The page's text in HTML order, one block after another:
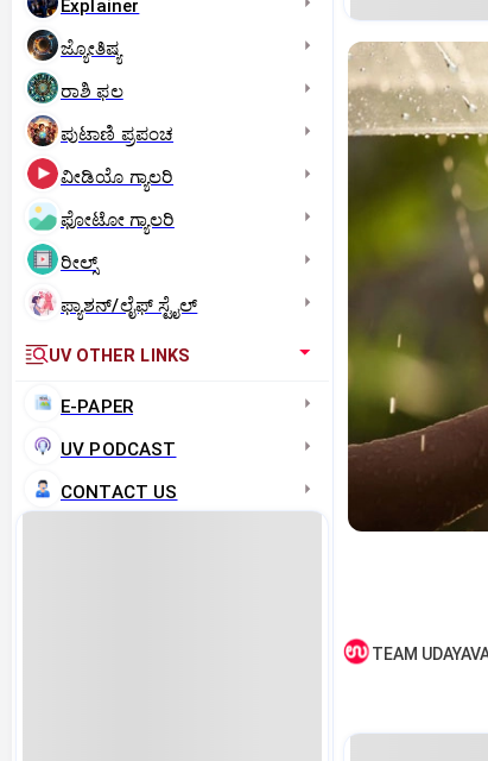
Explainer
ಜ್ಯೋತಿಷ್ಯ
ರಾಶಿ ಫಲ
ಪುಟಾಣಿ ಪ್ರಪಂಚ
ವೀಡಿಯೊ ಗ್ಯಾಲರಿ
ಫೋಟೋ ಗ್ಯಾಲರಿ
ರೀಲ್ಸ್
ಫ್ಯಾಶನ್/ಲೈಫ್‌ ಸ್ಟೈಲ್
UV OTHER LINKS
E-PAPER
UV PODCAST
CONTACT US
TEAM